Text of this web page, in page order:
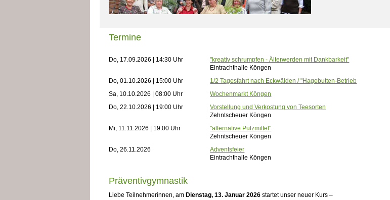
Termine
Do, 17.09.2026 | 14:30 Uhr
"kreativ schrumpfen - Älterwerden mit Dankbarkeit"
Eintrachthalle Köngen
Do, 01.10.2026 | 15:00 Uhr
1/2 Tagesfahrt nach Eckwälden / "Hagebutten-Betrieb
Sa, 10.10.2026 | 08:00 Uhr
Wochenmarkt Köngen
Do, 22.10.2026 | 19:00 Uhr
Vorstellung und Verkostung von Teesorten
Zehntscheuer Köngen
Mi, 11.11.2026 | 19:00 Uhr
"alternative Putzmittel"
Zehntscheuer Köngen
Do, 26.11.2026
Adventsfeier
Eintrachthalle Köngen
Präventivgymnastik
Liebe Teilnehmerinnen, am Dienstag, 13. Januar 2026 startet unser neuer Kurs –